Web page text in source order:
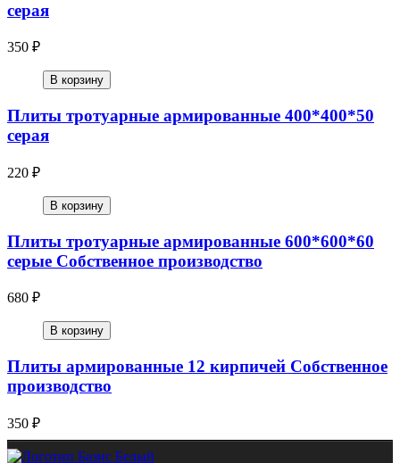
серая
350 ₽
В корзину
Плиты тротуарные армированные 400*400*50
серая
220 ₽
В корзину
Плиты тротуарные армированные 600*600*60
серые Собственное производство
680 ₽
В корзину
Плиты армированные 12 кирпичей Собственное
производство
350 ₽